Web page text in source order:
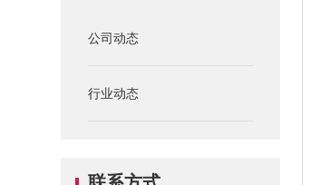
公司动态
行业动态